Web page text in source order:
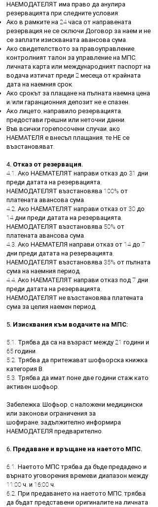
НАЕМОДАТЕЛЯТ има право да анулира
резервацията при следните условия:
Ако в рамките на 24 часа от направената
резервация не се сключи Договор за наем и не
се заплати изискваната авансова сума.
Ако свидетелството за правоуправление,
контролният талон за управление на МПС,
личната карта или международният паспорт на
водача изтичат преди 2 месеца от крайната
дата на наемния срок.
Ако срокът за плащане на пълната наемна цена
и/или гаранционния депозит не е спазен.
Ако лицето, направило резервацията,
предостави грешни или неточни данни.
Във всички горепосочени случаи, ако
НАЕМАТЕЛЯ е внесъл плащания, те НЕ се
възстановяват.
4. Отказ от резервация.
4.1. Ако НАЕМАТЕЛЯТ направи отказ до 31 дни
преди датата на резервацията,
НАЕМОДАТЕЛЯТ възстановява 100% от
платената авансова сума.
4.2. Ако НАЕМАТЕЛЯТ направи отказ от 30 до
14 дни преди датата на резервацията,
НАЕМОДАТЕЛЯТ възстановява 50% от
платената авансова сума.
4.3. Ако НАЕМАТЕЛЯ направи отказ от 14 до 7
дни преди датата на резервацията,
НАЕМОДАТЕЛЯТ възстановява 35% от пълната
сума на наемния период.
4.4. Ако НАЕМАТЕЛЯТ направи отказ под 7 дни
преди датата на резервацията,
НАЕМОДАТЕЛЯТ не възстановява платената
сума за целия наемен период.
5. Изисквания към водачите на МПС:
5.1. Трябва да са на възраст между 21 години и
65 години.
5.2. Трябва да притежават шофьорска книжка
категория В.
5.3. Трябва да имат поне две години стаж като
активен шофьор.
Забележка: Шофьор, с наложени медицински
или законови ограничения за
шофиране, задължително информира
НАЕМОДАТЕЛЯ предварително.
6. Предаване и връщане на наетото МПС.
6.1. Наетото МПС трябва да бъде предадено и
върнато уговорения времеви диапазон между
11:00 ч. и 16:00 ч.
6.2. При предаването на наетото МПС, трябва
да бъдат представени оригиналите на личната